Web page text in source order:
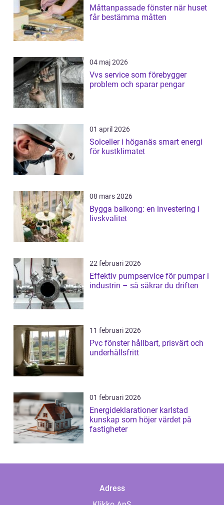
Måttanpassade fönster när huset
får bestämma måtten
04 maj 2026
Vvs service som förebygger
problem och sparar pengar
01 april 2026
Solceller i höganäs smart energi
för kustklimatet
08 mars 2026
Bygga balkong: en investering i
livskvalitet
22 februari 2026
Effektiv pumpservice för pumpar i
industrin – så säkrar du driften
11 februari 2026
Pvc fönster hållbart, prisvärt och
underhållsfritt
01 februari 2026
Energideklarationer karlstad
kunskap som höjer värdet på
fastigheter
Adress